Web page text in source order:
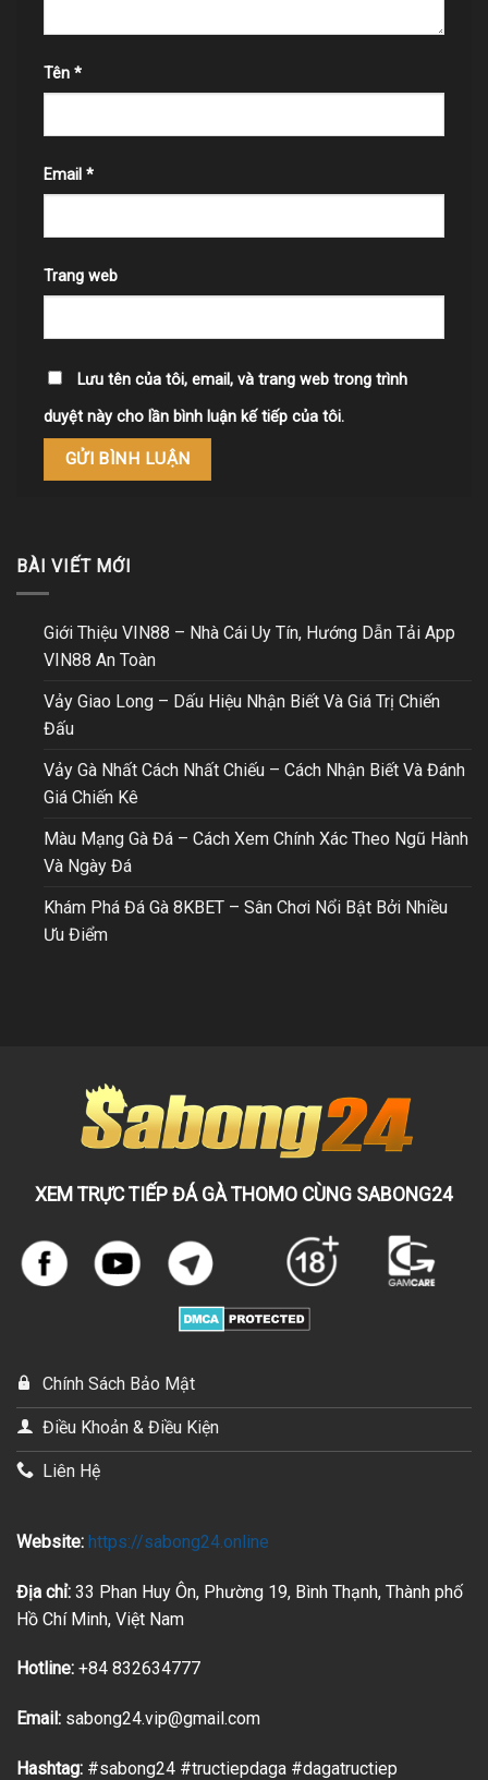
Tên *
Email *
Trang web
Lưu tên của tôi, email, và trang web trong trình
duyệt này cho lần bình luận kế tiếp của tôi.
BÀI VIẾT MỚI
Giới Thiệu VIN88 – Nhà Cái Uy Tín, Hướng Dẫn Tải App
VIN88 An Toàn
Vảy Giao Long – Dấu Hiệu Nhận Biết Và Giá Trị Chiến
Đấu
Vảy Gà Nhất Cách Nhất Chiếu – Cách Nhận Biết Và Đánh
Giá Chiến Kê
Màu Mạng Gà Đá – Cách Xem Chính Xác Theo Ngũ Hành
Và Ngày Đá
Khám Phá Đá Gà 8KBET – Sân Chơi Nổi Bật Bởi Nhiều
Ưu Điểm
XEM TRỰC TIẾP ĐÁ GÀ THOMO CÙNG SABONG24
Chính Sách Bảo Mật
Điều Khoản & Điều Kiện
Liên Hệ
Website: https://sabong24.online
Địa chỉ: 33 Phan Huy Ôn, Phường 19, Bình Thạnh, Thành phố
Hồ Chí Minh, Việt Nam
Hotline: +84 832634777
Email: sabong24.vip@gmail.com
Hashtag: #sabong24 #tructiepdaga #dagatructiep